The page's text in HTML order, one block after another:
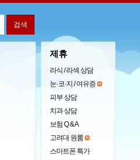
제휴
라식 / 라섹 상담
눈·코·지 / 여유증
피부 상담
치과 상담
보험 Q & A
고려대 원룸
스마트폰 특가